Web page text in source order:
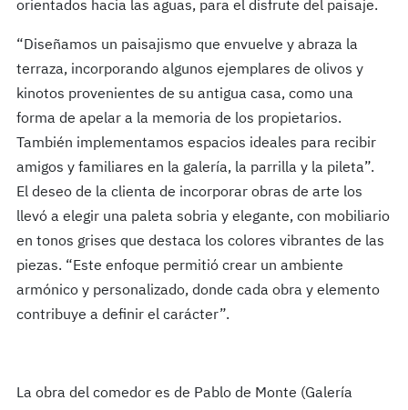
orientados hacia las aguas, para el disfrute del paisaje.
“Diseñamos un paisajismo que envuelve y abraza la
terraza, incorporando algunos ejemplares de olivos y
kinotos provenientes de su antigua casa, como una
forma de apelar a la memoria de los propietarios.
También implementamos espacios ideales para recibir
amigos y familiares en la galería, la parrilla y la pileta”.
El deseo de la clienta de incorporar obras de arte los
llevó a elegir una paleta sobria y elegante, con mobiliario
en tonos grises que destaca los colores vibrantes de las
piezas. “Este enfoque permitió crear un ambiente
armónico y personalizado, donde cada obra y elemento
contribuye a definir el carácter”.
La obra del comedor es de Pablo de Monte (Galería